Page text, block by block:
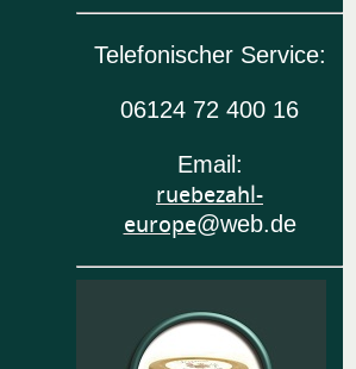
Telefonischer Service:
06124 72 400 16
Email:
ruebezahl-
europe@web.de